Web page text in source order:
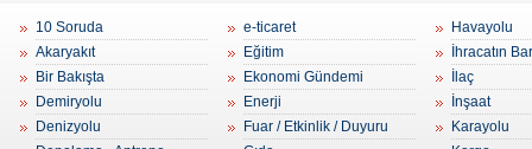
10 Soruda
Akaryakıt
Bir Bakışta
Demiryolu
Denizyolu
e-ticaret
Eğitim
Ekonomi Gündemi
Enerji
Fuar / Etkinlik / Duyuru
Havayolu
İhracatın
İlaç
İnşaat
Karayolu